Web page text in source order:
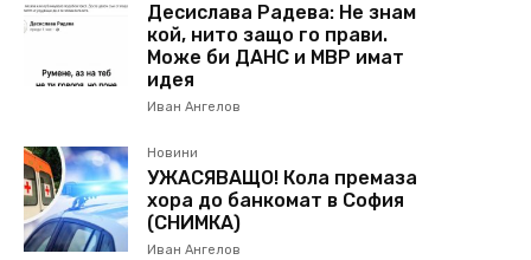
Десислава Радева: Не знам
кой, нито защо го прави.
Може би ДАНС и МВР имат
идея
Иван Ангелов
Новини
УЖАСЯВАЩО! Кола премаза
хора до банкомат в София
(СНИМКА)
Иван Ангелов